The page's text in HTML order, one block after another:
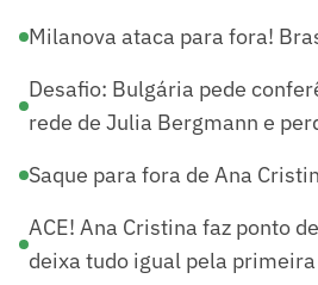
Milanova ataca para fora!
Desafio: Bulgária pede
rede de Julia Bergmann e
Saque para fora de Ana
ACE! Ana Cristina faz ponto
deixa tudo igual pela